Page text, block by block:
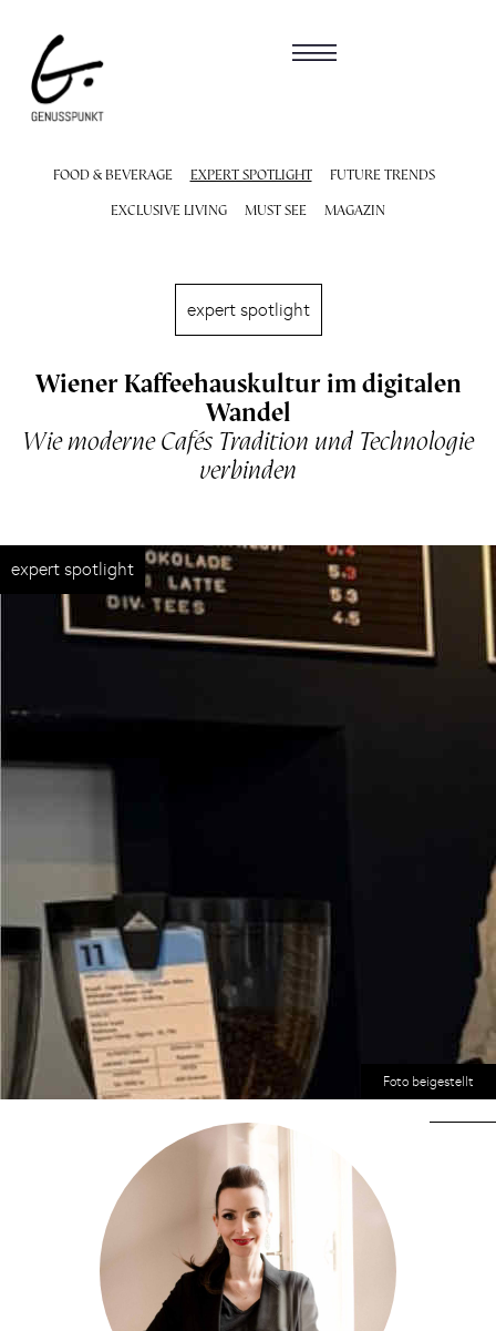
FOOD & BEVERAGE EXPERT SPOTLIGHT
FUTURE TRENDS
EXCLUSIVE LIVING
MUST SEE MAGAZIN
expert spotlight
Foto beigestellt
expert spotlight
Wiener Kaffeehauskultur im digitalen
Wandel
Wie moderne Cafés Tradition und Technologie
verbinden